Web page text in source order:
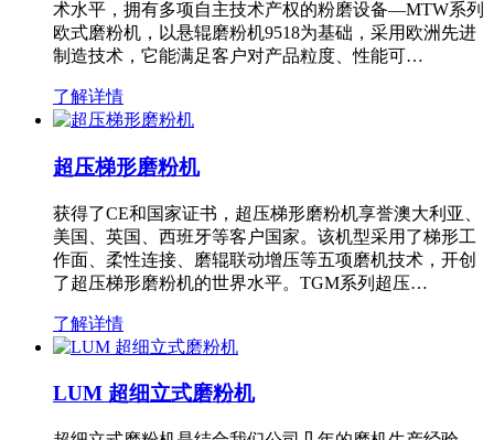
术水平，拥有多项自主技术产权的粉磨设备—MTW系列
欧式磨粉机，以悬辊磨粉机9518为基础，采用欧洲先进
制造技术，它能满足客户对产品粒度、性能可…
了解详情
超压梯形磨粉机
获得了CE和国家证书，超压梯形磨粉机享誉澳大利亚、
美国、英国、西班牙等客户国家。该机型采用了梯形工
作面、柔性连接、磨辊联动增压等五项磨机技术，开创
了超压梯形磨粉机的世界水平。TGM系列超压…
了解详情
LUM 超细立式磨粉机